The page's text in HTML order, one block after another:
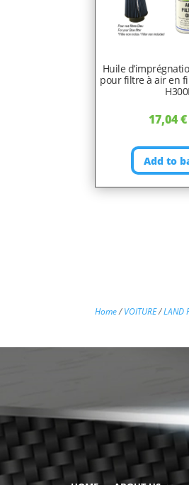
Huile
pour filtre à air en
17,04€
Add to
Home/VOITURE/LAND